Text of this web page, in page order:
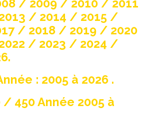
/ 2009 / 2010 / 2011
/ 2014 / 2015 /
/ 2018 / 2019 / 2020
/ 2023 / 2024 /
: 2005 à 2026 .
/ 450 Année 2005 à